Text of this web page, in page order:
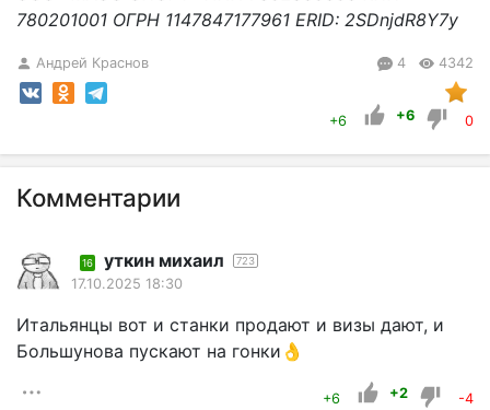
780201001 ОГРН 1147847177961 ERID: 2SDnjdR8Y7y
Андрей Краснов 4 4342
+6 +6 0
Комментарии
16 уткин михаил 723
17.10.2025 18:30
Итальянцы вот и станки продают и визы дают, и
Большунова пускают на гонки👌
+6 +2 -4